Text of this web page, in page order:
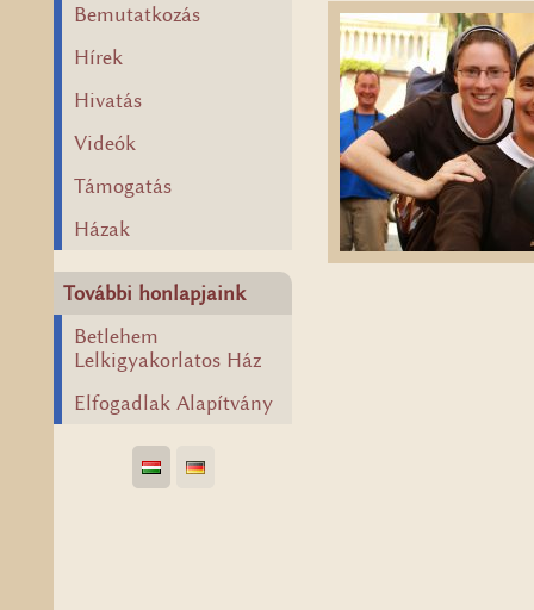
Bemutatkozás
Hírek
Hivatás
Videók
Támogatás
Házak
További honlapjaink
Betlehem
Lelkigyakorlatos Ház
Elfogadlak Alapítvány